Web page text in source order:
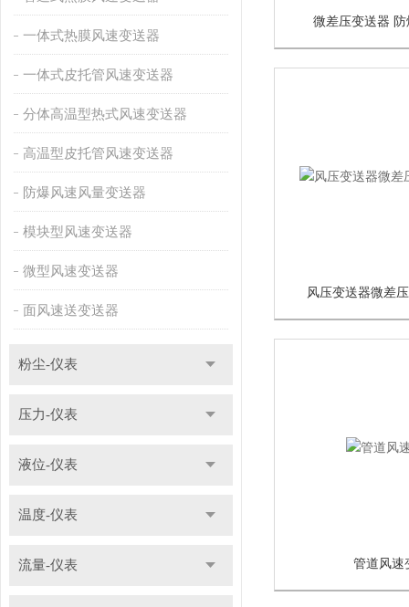
一体式热膜风速变送器
一体式皮托管风速变送器
分体高温型热式风速变送器
高温型皮托管风速变送器
防爆风速风量变送器
模块型风速变送器
微型风速变送器
面风速送变送器
粉尘-仪表
压力-仪表
液位-仪表
温度-仪表
流量-仪表
微差压变送器
风压变送器微差
管道风速